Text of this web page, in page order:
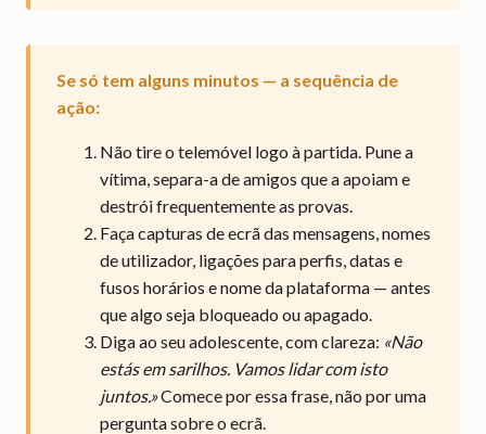
Se só tem alguns minutos — a sequência de
ação:
Não tire o telemóvel logo à partida. Pune a
vítima, separa-a de amigos que a apoiam e
destrói frequentemente as provas.
Faça capturas de ecrã das mensagens, nomes
de utilizador, ligações para perfis, datas e
fusos horários e nome da plataforma — antes
que algo seja bloqueado ou apagado.
Diga ao seu adolescente, com clareza: «Não
estás em sarilhos. Vamos lidar com isto
juntos.»Comece por essa frase, não por uma
pergunta sobre o ecrã.